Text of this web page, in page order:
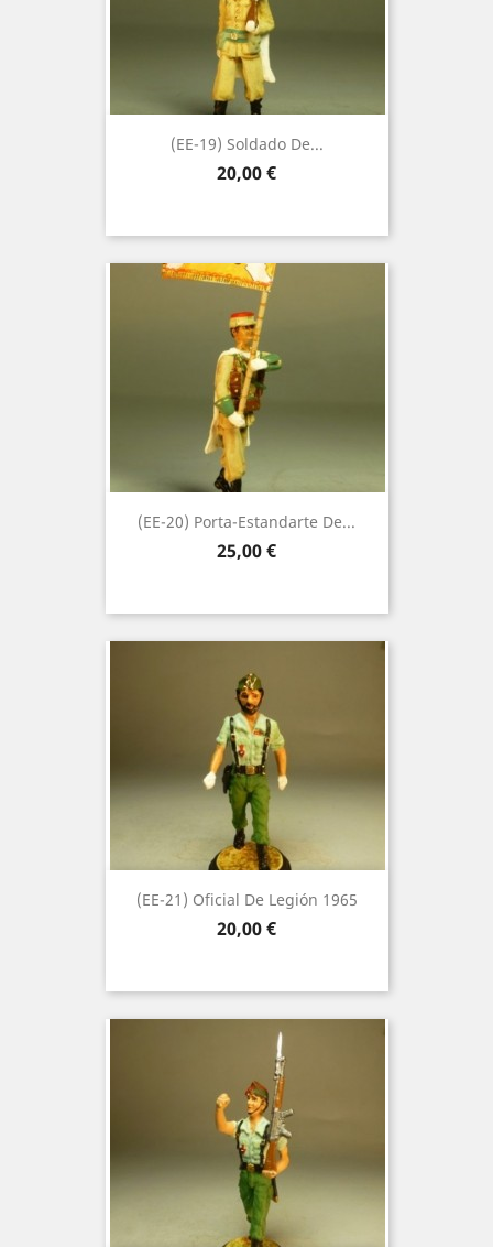
(EE-19) Soldado De...
Precio
20,00 €
(EE-20) Porta-Estandarte De...
Precio
25,00 €
(EE-21) Oficial De Legión 1965
Precio
20,00 €